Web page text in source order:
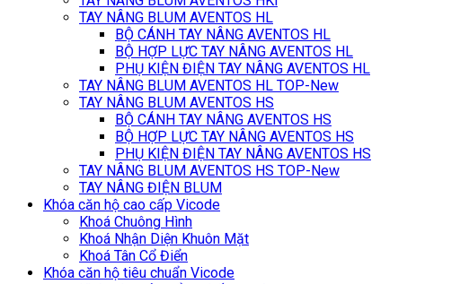
TAY NÂNG BLUM AVENTOS HL
BỘ CÁNH TAY NÂNG AVENTOS HL
BỘ HỢP LỰC TAY NÂNG AVENTOS HL
PHỤ KIỆN ĐIỆN TAY NÂNG AVENTOS HL
TAY NÂNG BLUM AVENTOS HL TOP-New
TAY NÂNG BLUM AVENTOS HS
BỘ CÁNH TAY NÂNG AVENTOS HS
BỘ HỢP LỰC TAY NÂNG AVENTOS HS
PHỤ KIỆN ĐIỆN TAY NÂNG AVENTOS HS
TAY NÂNG BLUM AVENTOS HS TOP-New
TAY NÂNG ĐIỆN BLUM
Khóa căn hộ cao cấp Vicode
Khoá Chuông Hình
Khoá Nhận Diện Khuôn Mặt
Khoá Tân Cổ Điển
Khóa căn hộ tiêu chuẩn Vicode